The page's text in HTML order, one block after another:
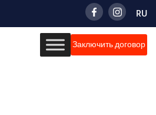
RU
Заключить договор